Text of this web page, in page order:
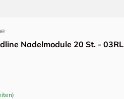
Nadelmodule 20 St. - 03RL